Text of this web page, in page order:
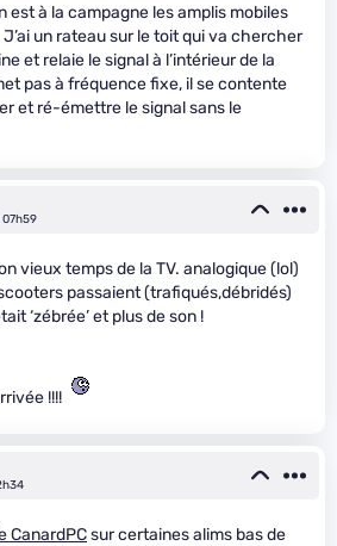
est à la campagne les amplis mobiles
J’ai un rateau sur le toit qui va chercher
et relaie le signal à l’intérieur de la
pas à fréquence fixe, il se contente
et ré-émettre le signal sans le
vieux temps de la TV. analogique (lol)
passaient (trafiqués,débridés)
‘zébrée’ et plus de son !
!!!!
CanardPCsur certaines alims bas de